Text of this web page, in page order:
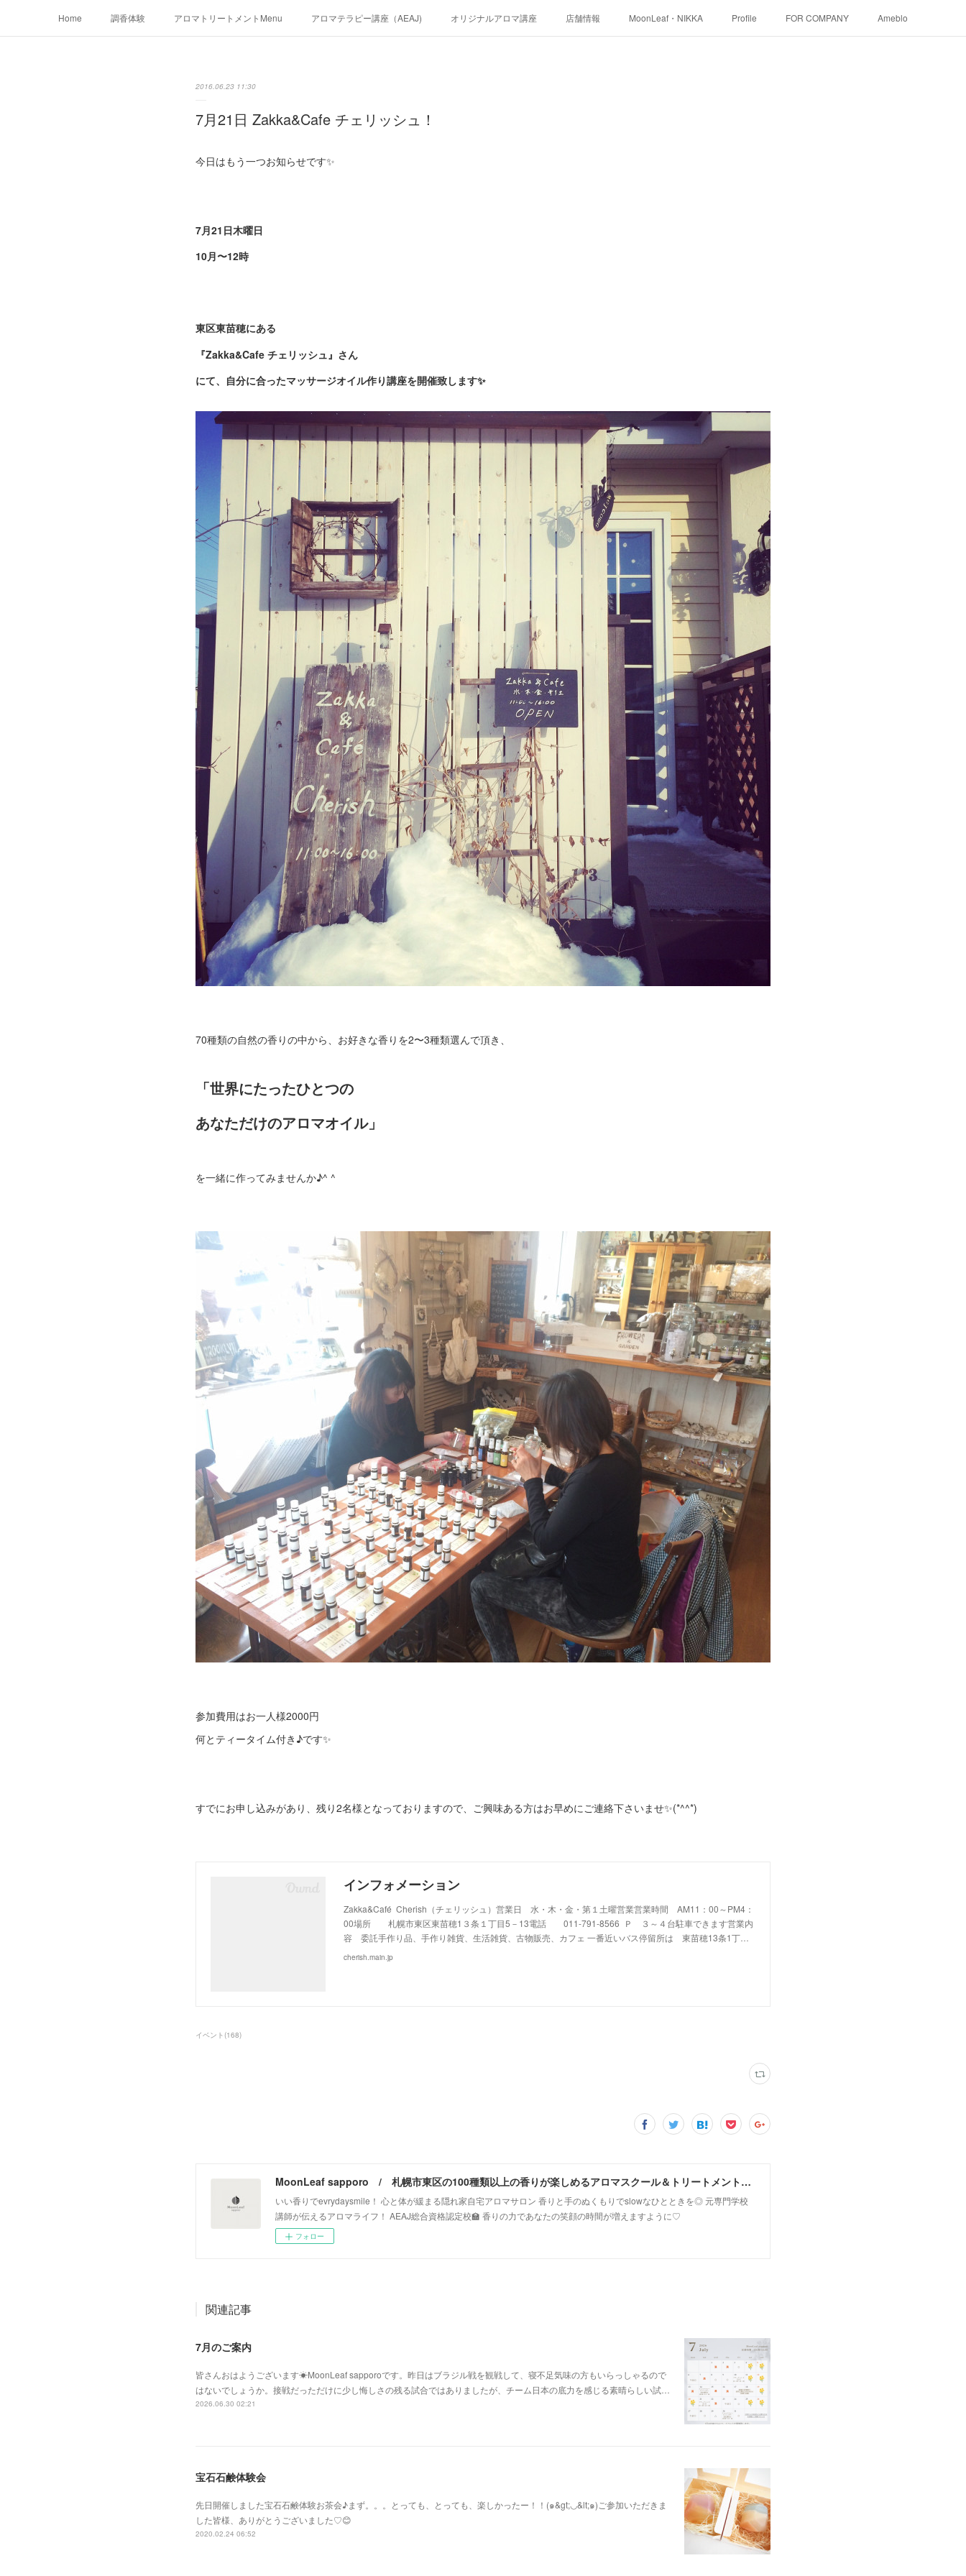
Home 調香体験 アロマトリートメントMenu アロマテラピー講座（AEAJ) オリジナルアロマ講座 店舗情報 MoonLeaf・NIKKA Profile FOR COMPANY Ameblo
2016.06.23 11:30
7月21日 Zakka&Cafe チェリッシュ！
今日はもう一つお知らせです✨
7月21日木曜日
10月〜12時
東区東苗穂にある
『Zakka&Cafe チェリッシュ』さん
にて、自分に合ったマッサージオイル作り講座を開催致します✨
70種類の自然の香りの中から、お好きな香りを2〜3種類選んで頂き、
「世界にたったひとつの
あなただけのアロマオイル」
を一緒に作ってみませんか♪^ ^
参加費用はお一人様2000円
何とティータイム付き♪です✨
すでにお申し込みがあり、残り2名様となっておりますので、ご興味ある方はお早めにご連絡下さいませ✨(*^^*)
インフォメーション
Zakka&Café Cherish（チェリッシュ）営業日 水・木・金・第１土曜営業営業時間 AM11：00～PM4：
00場所 札幌市東区東苗穂1３条１丁目5－13電話 011-791-8566 Ｐ ３～４台駐車できます営業内
容 委託手作り品、手作り雑貨、生活雑貨、古物販売、カフェ 一番近いバス停留所は 東苗穂13条1丁…
cherish.main.jp
イベント (168)
MoonLeaf sapporo / 札幌市東区の100種類以上の香りが楽しめるアロマスクール＆トリートメントサロン
いい香りでevrydaysmile！ 心と体が緩まる隠れ家自宅アロマサロン 香りと手のぬくもりでslowなひとときを◎ 元専門学校
講師が伝えるアロマライフ！ AEAJ総合資格認定校🏫 香りの力であなたの笑顔の時間が増えますように♡
フォロー
関連記事
7月のご案内
皆さんおはようございます☀MoonLeaf sapporoです。昨日はブラジル戦を観戦して、寝不足気味の方もいらっしゃるので
はないでしょうか。接戦だっただけに少し悔しさの残る試合ではありましたが、チーム日本の底力を感じる素晴らしい試…
2026.06.30 02:21
宝石石鹸体験会
先日開催しました宝石石鹸体験お茶会♪まず。。。とっても、とっても、楽しかったー！！(๑&gt;◡&lt;๑)ご参加いただきま
した皆様、ありがとうございました♡😊
2020.02.24 06:52